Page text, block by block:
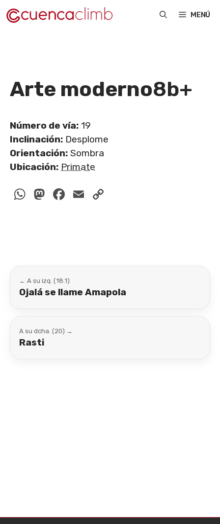
Saltar
al
MENÚ
Arte moderno8b+
Número de vía: 19
Inclinación: Desplome
Orientación: Sombra
Ubicación: Primate
WhatsApp
Mastodon
Facebook
Email
← A su izq. (18.1)
Ojalá se llame Amapola
A su dcha. (20) →
Rasti